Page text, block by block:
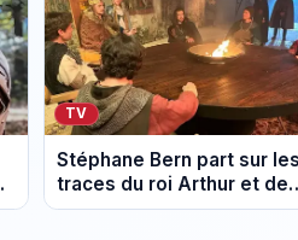
TV
Stéphane Bern part sur les
traces du roi Arthur et des
chevaliers de la Table